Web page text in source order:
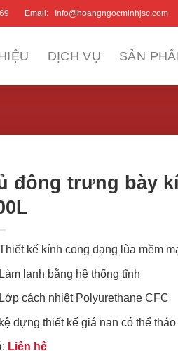
Email: Info@hoangngocminhjsc.com
DỊCH VỤ SẢN
đông trưng bày
kế kính cong dạng lùa mềm
Làm lạnh bằng hệ thống tĩnh
Lớp cách nhiệt Polyurethane CFC
kệ đựng thiết kế giá nan có thể
Liên hệ